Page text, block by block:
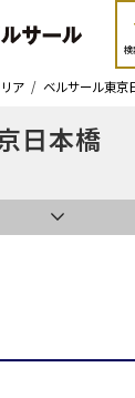
検
ア ベルサール東京
日本橋